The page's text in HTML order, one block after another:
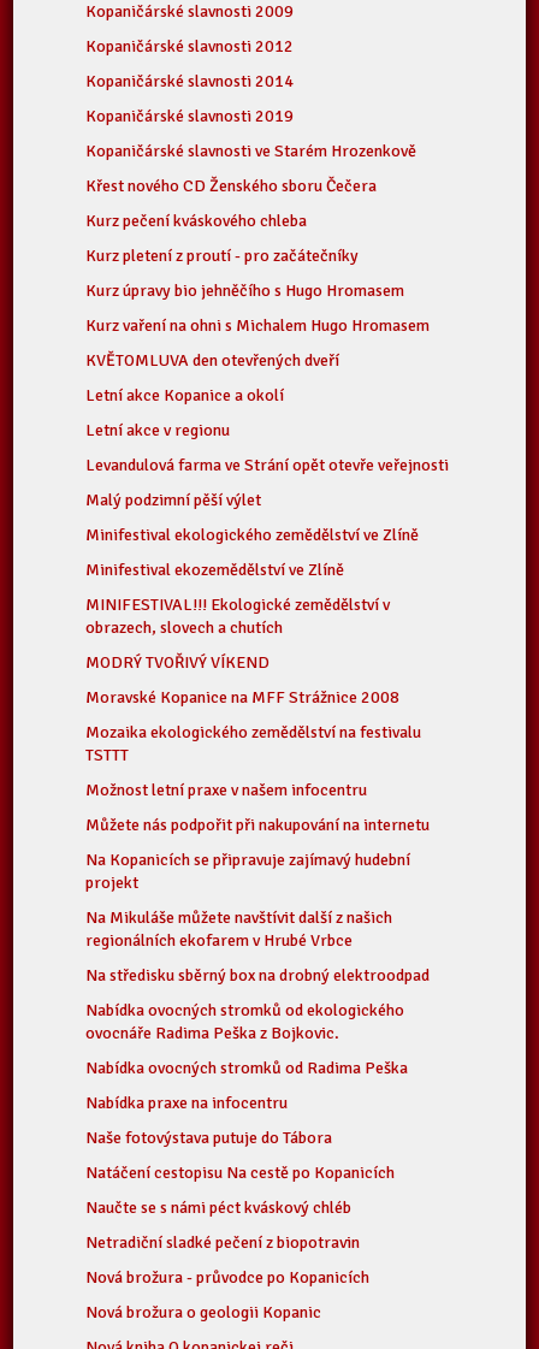
Kopaničárské slavnosti 2009
Kopaničárské slavnosti 2012
Kopaničárské slavnosti 2014
Kopaničárské slavnosti 2019
Kopaničárské slavnosti ve Starém Hrozenkově
Křest nového CD Ženského sboru Čečera
Kurz pečení kváskového chleba
Kurz pletení z proutí - pro začátečníky
Kurz úpravy bio jehněčího s Hugo Hromasem
Kurz vaření na ohni s Michalem Hugo Hromasem
KVĚTOMLUVA den otevřených dveří
Letní akce Kopanice a okolí
Letní akce v regionu
Levandulová farma ve Strání opět otevře veřejnosti
Malý podzimní pěší výlet
Minifestival ekologického zemědělství ve Zlíně
Minifestival ekozemědělství ve Zlíně
MINIFESTIVAL!!! Ekologické zemědělství v
obrazech, slovech a chutích
MODRÝ TVOŘIVÝ VÍKEND
Moravské Kopanice na MFF Strážnice 2008
Mozaika ekologického zemědělství na festivalu
TSTTT
Možnost letní praxe v našem infocentru
Můžete nás podpořit při nakupování na internetu
Na Kopanicích se připravuje zajímavý hudební
projekt
Na Mikuláše můžete navštívit další z našich
regionálních ekofarem v Hrubé Vrbce
Na středisku sběrný box na drobný elektroodpad
Nabídka ovocných stromků od ekologického
ovocnáře Radima Peška z Bojkovic.
Nabídka ovocných stromků od Radima Peška
Nabídka praxe na infocentru
Naše fotovýstava putuje do Tábora
Natáčení cestopisu Na cestě po Kopanicích
Naučte se s námi péct kváskový chléb
Netradiční sladké pečení z biopotravin
Nová brožura - průvodce po Kopanicích
Nová brožura o geologii Kopanic